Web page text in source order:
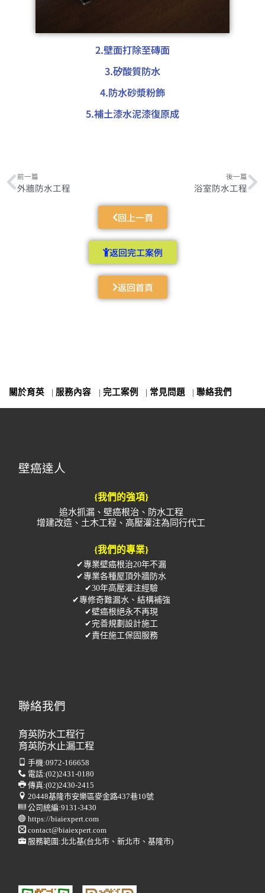
2.壁面打除至磚面
3.矽酸質防水
4.防水砂漿粉飾
5.補土漆水泥漆復原成
前一篇
外牆防水工程
後一篇
浴室防水工程
回上一頁
返回完工案例
返回首頁
關於育英 | 服務內容 | 完工案例 | 常見問題 |聯絡我們
壁癌達人
{我們的強項}
追水抓漏、壁癌根治、防水工程
增建改造、土木工程、高壓灌注為同行代工
{我們的專業}
✔專業壁癌根治20年不漏
✔專業各種屋頂外牆防水
✔30年高壓灌注經驗
✔專修奇難漏水、結構補強
✔壁癌根絕永不再現
✔完善規劃設計施工
✔責任施工保固服務
聯絡我們
育英防水工程行
育英防水止漏工程
手機:0972-166658
電話:(02)2431-0180
傳真:(02)2430-2415
20448基隆市安樂區麥金路437巷10號
公司統編:9131-3430
https://biaiexpert.com
contact@biaiexpert.com
服務範圍:北北基(台北市、新北市、基隆市)